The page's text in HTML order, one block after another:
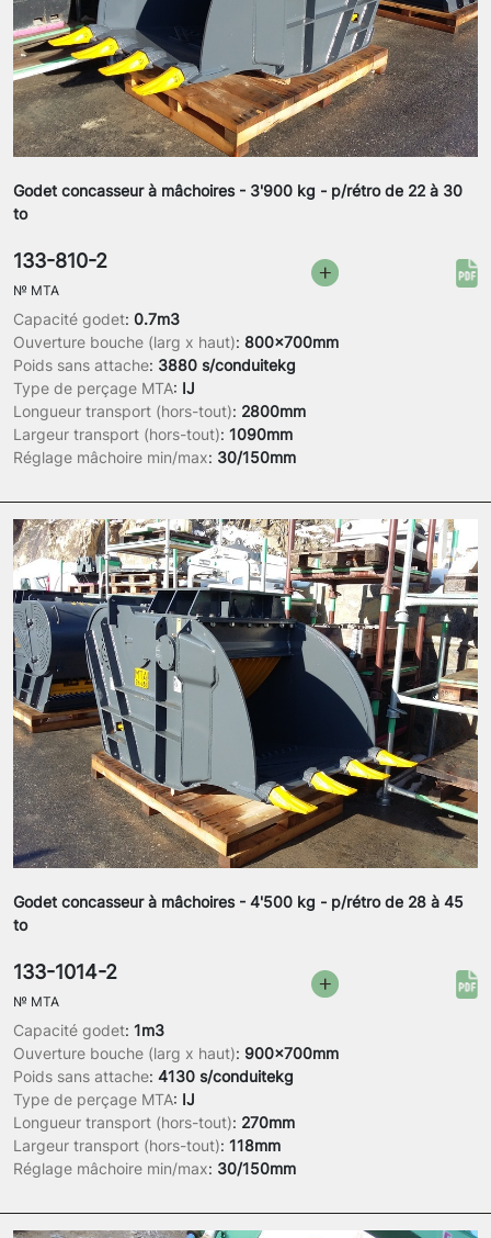
Godet concasseur à mâchoires - 3'900 kg - p/rétro de 22 à 30
to
Capacité godet: 0.7m3
Ouverture bouche (larg x haut): 800x700mm
Poids sans attache: 3880 s/conduitekg
Type de perçage MTA: IJ
Longueur transport (hors-tout): 2800mm
Largeur transport (hors-tout): 1090mm
Réglage mâchoire min/max: 30/150mm
133-810-2
№ MTA
Godet concasseur à mâchoires - 4'500 kg - p/rétro de 28 à 45
to
Capacité godet: 1m3
Ouverture bouche (larg x haut): 900x700mm
Poids sans attache: 4130 s/conduitekg
Type de perçage MTA: IJ
Longueur transport (hors-tout): 270mm
Largeur transport (hors-tout): 118mm
Réglage mâchoire min/max: 30/150mm
133-1014-2
№ MTA